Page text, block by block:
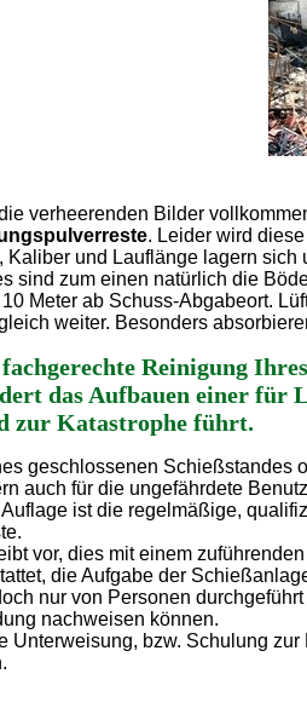
verheerenden Bilder
. Leider wird
Kaliber und Lauflänge lagern
sind zum einen natürlich die
Meter ab Schuss-Abgabeort.
weiter. Besonders
Reinigung
das Aufbauen einer für
zur Katastrophe führt.
geschlossenen
auch für die ungefährdete
ist die regelmäßige,
vor, dies mit einem
die Aufgabe der
nur von Personen
nachweisen können.
Unterweisung, bzw. Schulung